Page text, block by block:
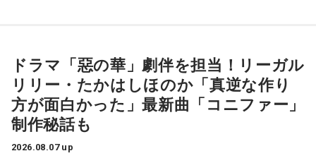
ラーが出たり、身体との感覚がつながりずらかったりするな
かで、本当にトレーナーさんのおかげでうまくやっていただ
きました」
――石垣島で自主トレをともにした後輩である篠原響投手の
活躍をどうご覧になられましたか？
盛りだくさんの内容でお届けする一夜限りの特別番組『中島
健人のオールナイトニッポン』は8月14日(金)25時からニッポ
ン放送をキーステーションに全国ネットで放送。
ドラマ「惡の華」劇伴を担当！リーガル
リリー・たかはしほのか「真逆な作り
方が面白かった」最新曲「コニファー」
制作秘話も
2026.08.07 up